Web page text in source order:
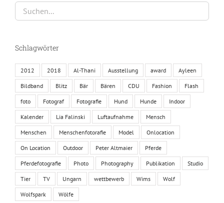
Schlagwörter
2012 2018 Al-Thani Ausstellung award Ayleen
Bildband Blitz Bär Bären CDU Fashion Flash
foto Fotograf Fotografie Hund Hunde Indoor
Kalender Lia Falinski Luftaufnahme Mensch
Menschen Menschenfotorafie Model Onlocation
On Location Outdoor Peter Altmaier Pferde
Pferdefotografie Photo Photography Publikation Studio
Tier TV Ungarn wettbewerb Wims Wolf
Wolfspark Wölfe